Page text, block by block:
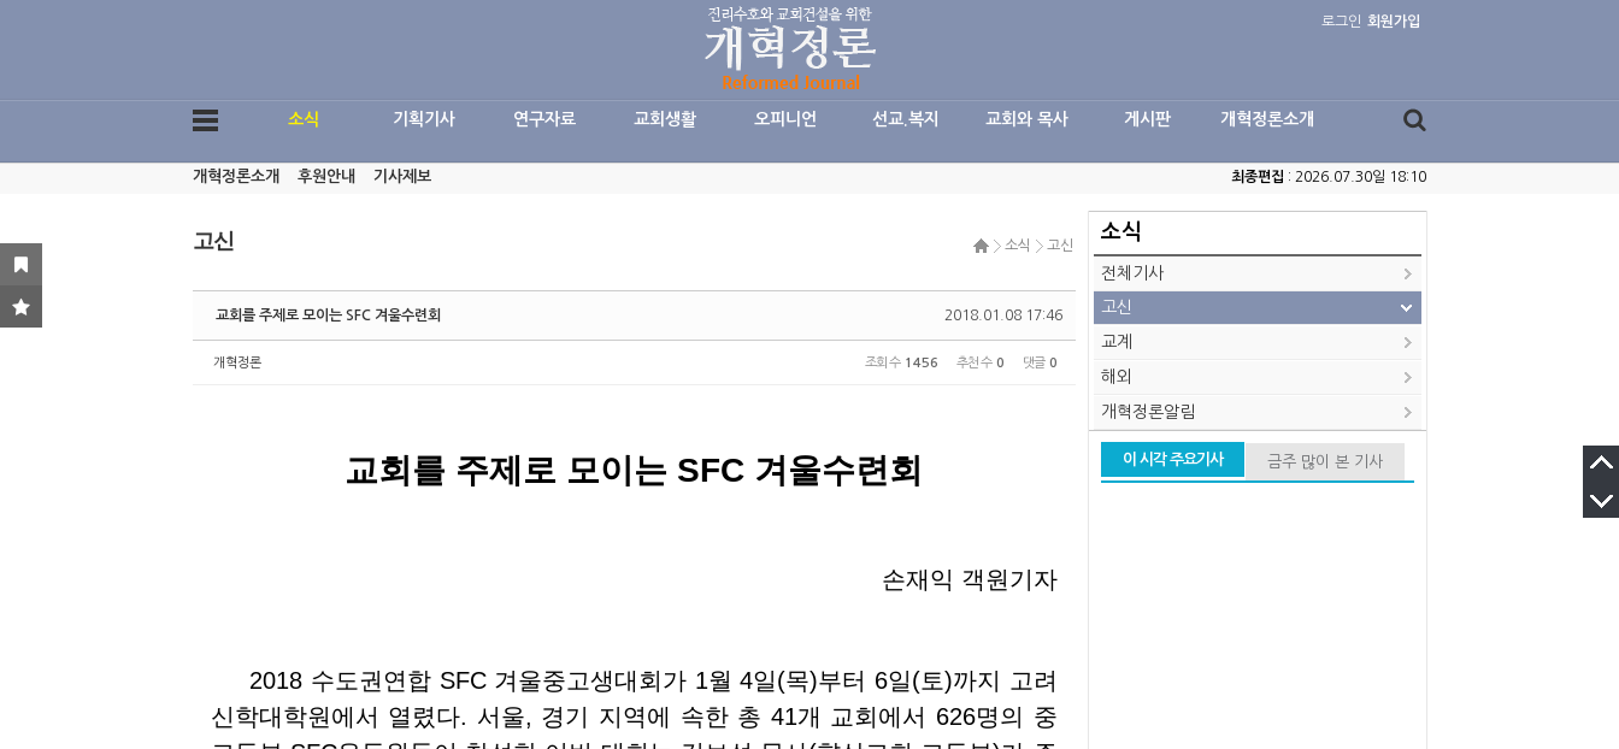
로그인 회원가입
소식 기획기사 연구자료 교회생활 오피니언 선교.복지 교회와 목사 게시판 개혁정론소개
개혁정론소개 후원안내 기사제보 최종편집 : 2026.07.30일 18:10
고신 소식 고신
2018.01.08 17:46
교회를 주제로 모이는 SFC 겨울수련회
개혁정론 조회 수 1456 추천 수 0 댓글 0
교회를 주제로 모이는 SFC 겨울수련회
손재익 객원기자
2018 수도권연합 SFC 겨울중고생대회가 1월 4일(목)부터 6일(토)까지 고려
신학대학원에서 열렸다. 서울, 경기 지역에 속한 총 41개 교회에서 626명의 중
소식
전체기사
고신
교계
해외
개혁정론알림
이 시각 주요기사 금주 많이 본 기사
Sketchbook5, 스케치북5
Sketchbook5, 스케치북5